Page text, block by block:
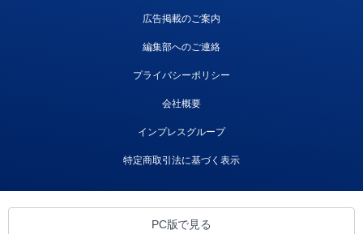
広告掲載のご案内
編集部へのご連絡
プライバシーポリシー
会社概要
インプレスグループ
特定商取引法に基づく表示
PC版で見る